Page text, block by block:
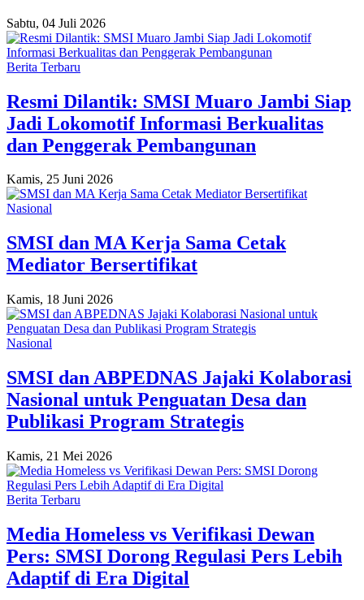
Sabtu, 04 Juli 2026
Berita Terbaru
Resmi Dilantik: SMSI Muaro Jambi Siap
Jadi Lokomotif Informasi Berkualitas
dan Penggerak Pembangunan
Kamis, 25 Juni 2026
Nasional
SMSI dan MA Kerja Sama Cetak
Mediator Bersertifikat
Kamis, 18 Juni 2026
Nasional
SMSI dan ABPEDNAS Jajaki Kolaborasi
Nasional untuk Penguatan Desa dan
Publikasi Program Strategis
Kamis, 21 Mei 2026
Berita Terbaru
Media Homeless vs Verifikasi Dewan
Pers: SMSI Dorong Regulasi Pers Lebih
Adaptif di Era Digital